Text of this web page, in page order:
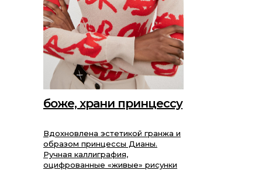
Вдохновлена эстетикой гранжа и
образом принцессы Дианы.
Ручная каллиграфия,
оцифрованные «живые» рисунки
боже, храни принцессу